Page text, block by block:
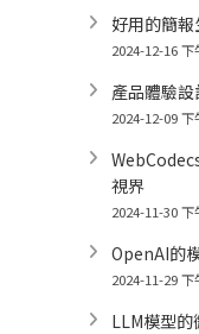
好用的簡
2024-12-16 下
產品體驗
2024-12-09 下
視界
2024-11-30 下
OpenAI的
2024-11-29 下
LLM模型的